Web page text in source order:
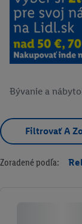
Bývanie a
Filtrovať A
Zoradené podľa: